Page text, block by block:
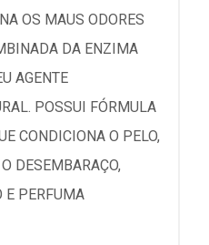
OS MAUS ODORES
DA ENZIMA
AGENTE
POSSUI FÓRMULA
CONDICIONA O PELO,
DESEMBARAÇO,
E PERFUMA